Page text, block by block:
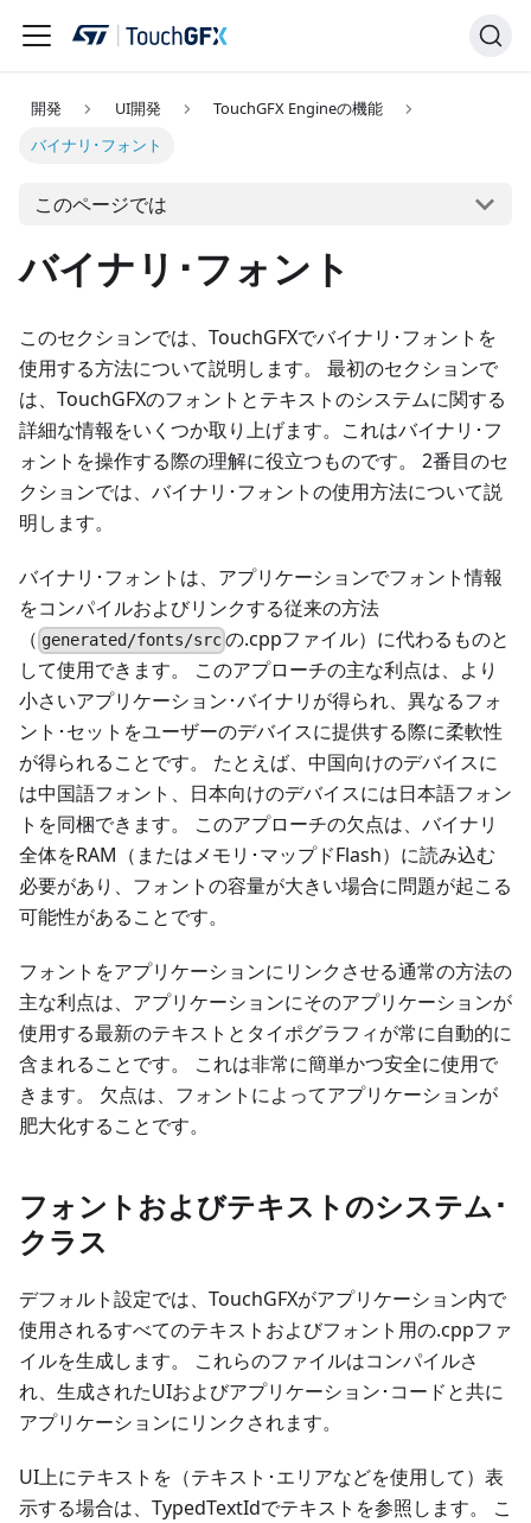
開発 UI開発
TouchGFX Engineの機能
バイナリ･フォント
このページでは
バイナリ･フォント
このセクションでは、TouchGFXでバイナリ･フォントを
使用する方法について説明します。 最初のセクションで
は、TouchGFXのフォントとテキストのシステムに関する
詳細な情報をいくつか取り上げます。これはバイナリ･フ
ォントを操作する際の理解に役立つものです。 2番目のセ
クションでは、バイナリ･フォントの使用方法について説
明します。
バイナリ･フォントは、アプリケーションでフォント情報
をコンパイルおよびリンクする従来の方法
（ generated/fonts/src の.cppファイル）に代わるものと
して使用できます。 このアプローチの主な利点は、より
小さいアプリケーション･バイナリが得られ、異なるフォ
ント･セットをユーザーのデバイスに提供する際に柔軟性
が得られることです。 たとえば、中国向けのデバイスに
は中国語フォント、日本向けのデバイスには日本語フォン
トを同梱できます。 このアプローチの欠点は、バイナリ
全体をRAM（またはメモリ･マップドFlash）に読み込む
必要があり、フォントの容量が大きい場合に問題が起こる
可能性があることです。
フォントをアプリケーションにリンクさせる通常の方法の
主な利点は、アプリケーションにそのアプリケーションが
使用する最新のテキストとタイポグラフィが常に自動的に
含まれることです。 これは非常に簡単かつ安全に使用で
きます。 欠点は、フォントによってアプリケーションが
肥大化することです。
フォントおよびテキストのシステム･
クラス
デフォルト設定では、TouchGFXがアプリケーション内で
使用されるすべてのテキストおよびフォント用の.cppファ
イルを生成します。 これらのファイルはコンパイルさ
れ、生成されたUIおよびアプリケーション･コードと共に
アプリケーションにリンクされます。
UI上にテキストを（テキスト･エリアなどを使用して）表
示する場合は、TypedTextIdでテキストを参照します。 こ